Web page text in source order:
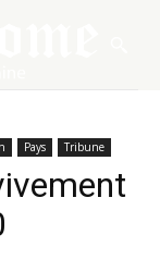
Pays Tribune